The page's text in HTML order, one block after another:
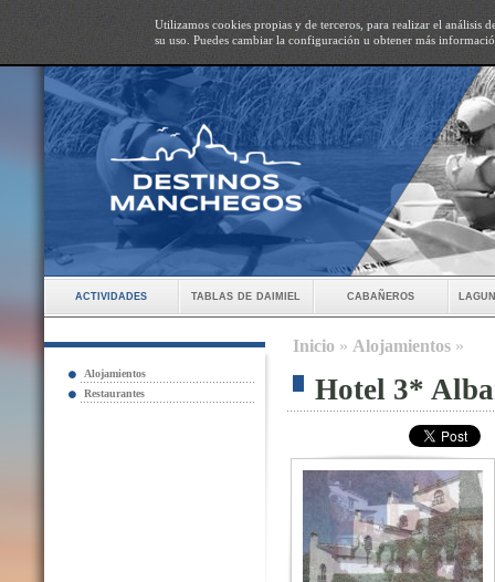
Utilizamos cookies propias y de terceros, para realizar el análisis
su uso. Puedes cambiar la configuración u obtener más
actividades tablas de daimiel cabañeros
Alojamientos
Restaurantes
Inicio » Alojamientos »
Hotel 3*